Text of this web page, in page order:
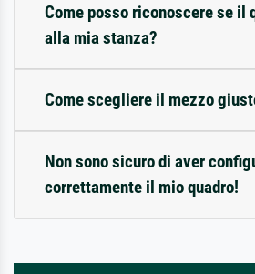
Come posso riconoscere se il
alla mia stanza?
Come scegliere il mezzo
Non sono sicuro di aver
correttamente il mio quadro!